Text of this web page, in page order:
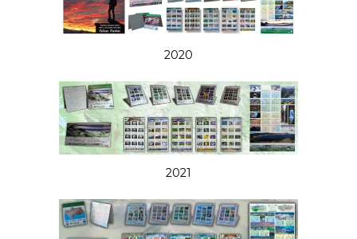
2020
2021